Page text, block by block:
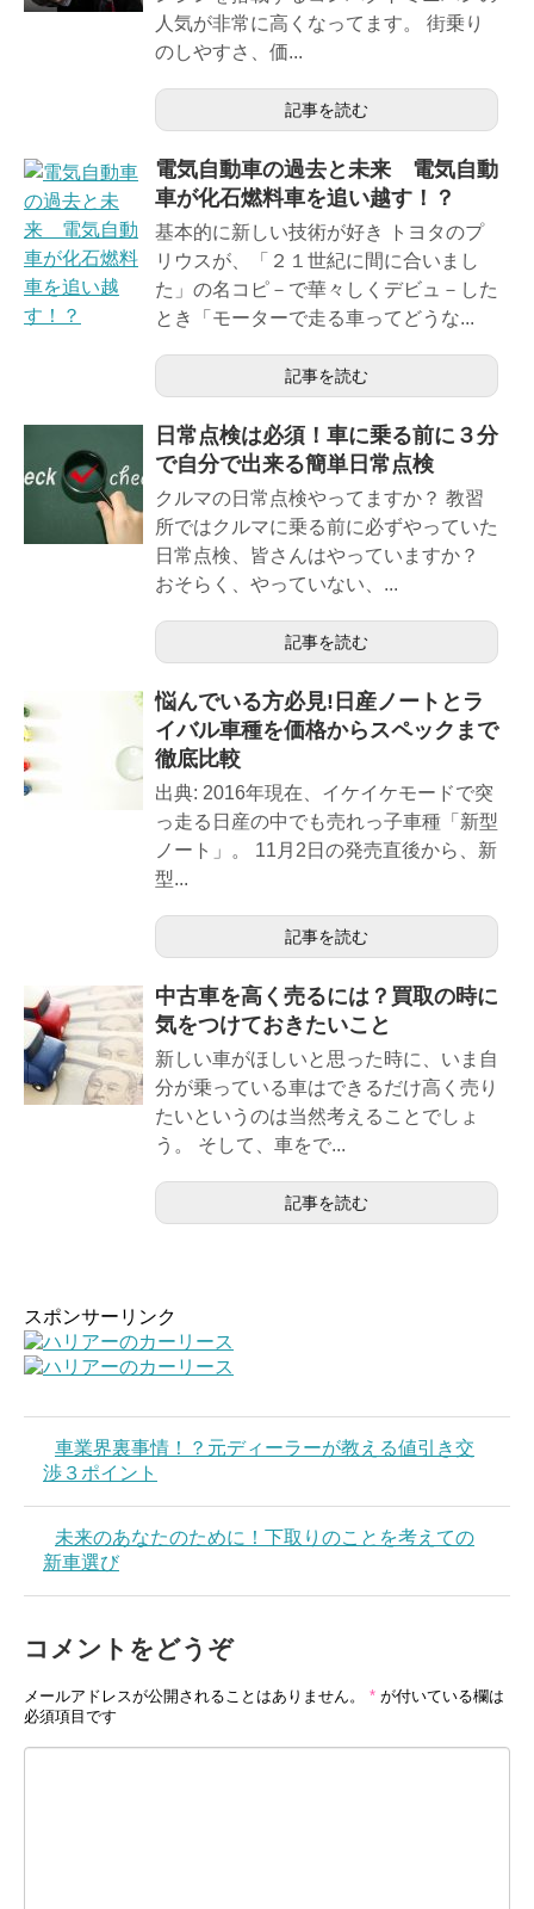
人気が非常に高くなってます。 街乗り
のしやすさ、価...
記事を読む
電気自動車の過去と未来 電気自動
車が化石燃料車を追い越す！？
基本的に新しい技術が好き トヨタのプ
リウスが、「２１世紀に間に合いまし
た」の名コピ－で華々しくデビュ－した
とき「モーターで走る車ってどうな...
記事を読む
日常点検は必須！車に乗る前に３分
で自分で出来る簡単日常点検
クルマの日常点検やってますか？ 教習
所ではクルマに乗る前に必ずやっていた
日常点検、皆さんはやっていますか？
おそらく、やっていない、...
記事を読む
悩んでいる方必見!日産ノートとラ
イバル車種を価格からスペックまで
徹底比較
出典: 2016年現在、イケイケモードで突
っ走る日産の中でも売れっ子車種「新型
ノート」。 11月2日の発売直後から、新
型...
記事を読む
中古車を高く売るには？買取の時に
気をつけておきたいこと
新しい車がほしいと思った時に、いま自
分が乗っている車はできるだけ高く売り
たいというのは当然考えることでしょ
う。 そして、車をで...
記事を読む
スポンサーリンク
車業界裏事情！？元ディーラーが教える値引き交
渉３ポイント
未来のあなたのために！下取りのことを考えての
新車選び
コメントをどうぞ
メールアドレスが公開されることはありません。 * が付いている欄は
必須項目です